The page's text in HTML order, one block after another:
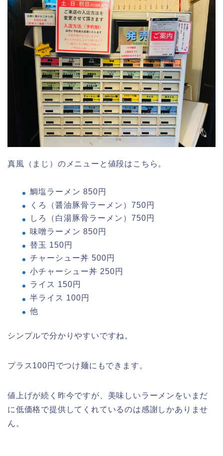
真風（まじ）のメニューと値段はこちら。
鯛塩ラーメン 850円
くろ（醤油豚骨ラーメン）750円
しろ（白湯豚骨ラーメン）750円
味噌ラーメン 850円
替玉 150円
チャーシュー丼 500円
小チャーシュー丼 250円
ライス 150円
半ライス 100円
他
シンプルで分かりやすいですね。
プラス100円でつけ麺にもできます。
値上げが続く昨今ですが、美味しいラーメンをいまだ
に低価格で提供してくれているのは感謝しかありませ
ん。